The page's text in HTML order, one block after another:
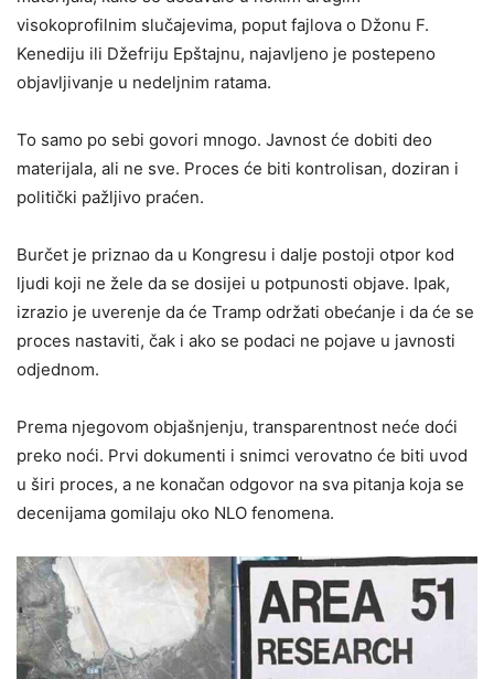
visokoprofilnim slučajevima, poput fajlova o Džonu F.
Kenediju ili Džefriju Epštajnu, najavljeno je postepeno
objavljivanje u nedeljnim ratama.
To samo po sebi govori mnogo. Javnost će dobiti deo
materijala, ali ne sve. Proces će biti kontrolisan, doziran i
politički pažljivo praćen.
Burčet je priznao da u Kongresu i dalje postoji otpor kod
ljudi koji ne žele da se dosijei u potpunosti objave. Ipak,
izrazio je uverenje da će Tramp održati obećanje i da će se
proces nastaviti, čak i ako se podaci ne pojave u javnosti
odjednom.
Prema njegovom objašnjenju, transparentnost neće doći
preko noći. Prvi dokumenti i snimci verovatno će biti uvod
u širi proces, a ne konačan odgovor na sva pitanja koja se
decenijama gomilaju oko NLO fenomena.